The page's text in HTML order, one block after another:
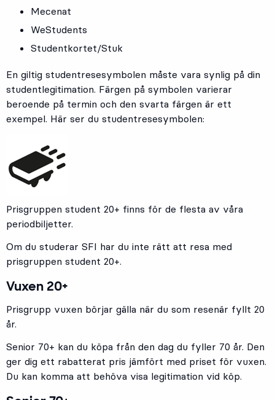
Mecenat
WeStudents
Studentkortet/Stuk
En giltig studentresesymbolen måste vara synlig på din
studentlegitimation. Färgen på symbolen varierar
beroende på termin och den svarta färgen är ett
exempel. Här ser du studentresesymbolen:
Prisgruppen student 20+ finns för de flesta av våra
periodbiljetter.
Om du studerar SFI har du inte rätt att resa med
prisgruppen student 20+.
Vuxen 20+
Prisgrupp vuxen börjar gälla när du som resenär fyllt 20
år.
Senior 70+ kan du köpa från den dag du fyller 70 år. Den
ger dig ett rabatterat pris jämfört med priset för vuxen.
Du kan komma att behöva visa legitimation vid köp.